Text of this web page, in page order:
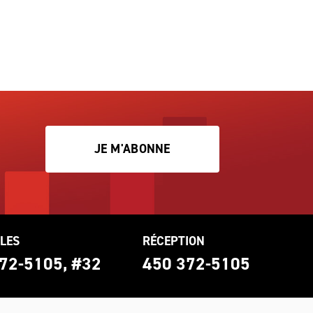
JE M'ABONNE
5105, #32
RÉCEPTION
450 372-5105